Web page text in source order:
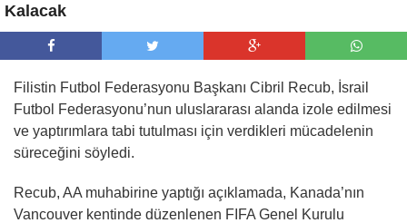
Kalacak
Filistin Futbol Federasyonu Başkanı Cibril Recub, İsrail
Futbol Federasyonu’nun uluslararası alanda izole edilmesi
ve yaptırımlara tabi tutulması için verdikleri mücadelenin
süreceğini söyledi.
Recub, AA muhabirine yaptığı açıklamada, Kanada’nın
Vancouver kentinde düzenlenen FIFA Genel Kurulu